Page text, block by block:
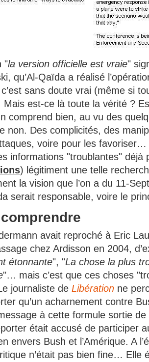
"la version officielle est vraie"
qu’Al-Qaïda a réalisé
sans doute vrai (même si
Mais est-ce là toute la vérité ?
comprend bien, au vu des
non. Des complicités, des
voire pour les
informations "troublantes" déjà
) légitiment une telle
la vision que l’on a du 11-
serait responsable, voire le
avait reproché à Eric
chez Ardisson en 2004,
étonnante", "La chose la plus
"… mais c’est que ces choses
journaliste de Libération ne
qu’un acharnement contre
à cette formule sortie
était accusé de participer
envers Bush et l’Amérique. A
n’était pas bien fine… Elle